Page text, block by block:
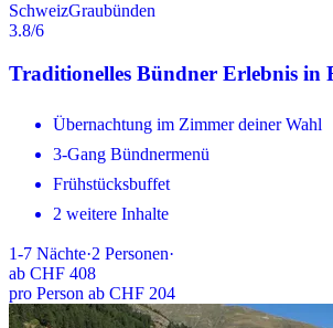
SchweizGraubünden
3.8/6
Traditionelles Bündner Erlebnis in
Übernachtung im Zimmer deiner Wahl
3-Gang Bündnermenü
Frühstücksbuffet
2 weitere Inhalte
1-7 Nächte·2 Personen·
ab CHF 408
pro Person ab CHF 204